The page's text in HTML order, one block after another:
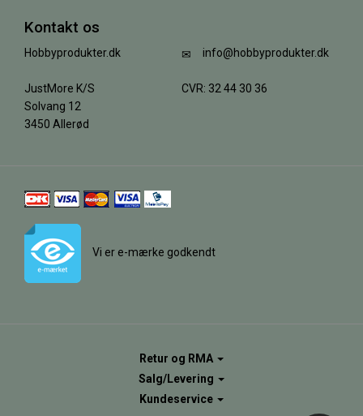
Kontakt os
Hobbyprodukter.dk
JustMore K/S
Solvang 12
3450 Allerød
info@hobbyprodukter.dk
CVR: 32 44 30 36
Vi er e-mærke godkendt
Retur og RMA
Salg/Levering
Kundeservice